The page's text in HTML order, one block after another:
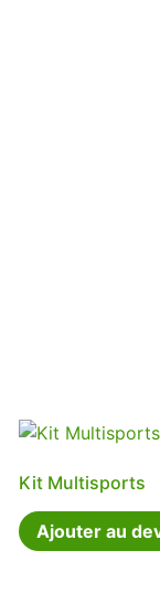
Kit Multisports
Ajouter au